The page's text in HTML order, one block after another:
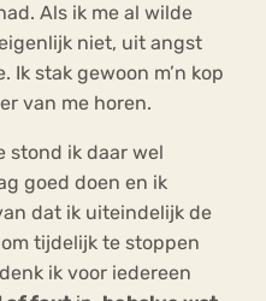
Als ik me al wilde
niet, uit angst
Ik stak gewoon m’n kop
van me horen.
stond ik daar wel
goed doen en ik
dat ik uiteindelijk de
tijdelijk te stoppen
ik voor iedereen